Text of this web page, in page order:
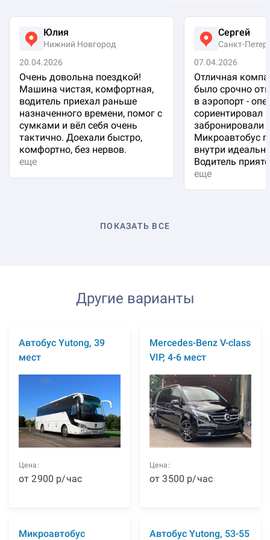
Юлия
Нижний Новгород
20.04.2026
Очень довольна поездкой!
Машина чистая, комфортная,
водитель приехал раньше
назначенного времени, помог с
сумками и вёл себя очень
тактично. Доехали быстро,
комфортно, без нервов.
еще
Сергей
Санкт-
07.04.2026
Отличная
было срочно
в аэропорт -
сориентировал и
забронировали
Микроавтобус
внутри
Водитель
еще
ПОКАЗАТЬ ВСЕ
Другие варианты
Автобус Yutong, 39
мест
Цена:
от2900 р/час
Mercedes-Benz V-class
VIP, 4-6 мест
Цена:
от3500 р/час
Микроавтобус
Автобус Yutong, 53-55